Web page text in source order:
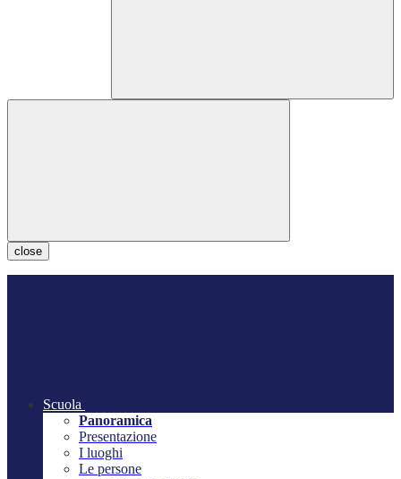
close
Scuola
Panoramica
Presentazione
I luoghi
Le persone